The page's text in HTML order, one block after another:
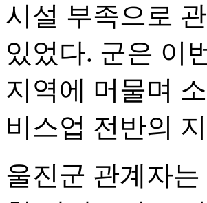
시설 부족으로
있었다. 군은 이
지역에 머물며
비스업 전반의
울진군 관계자